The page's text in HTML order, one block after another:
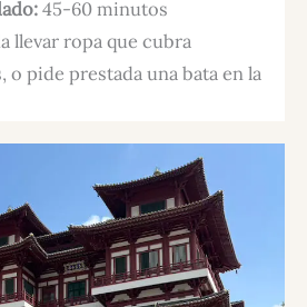
45-60 minutos
llevar ropa que cubra
pide prestada una bata en la